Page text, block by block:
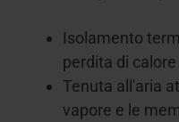
Isolamento
perdita di
Tenuta all'aria
vapore e le